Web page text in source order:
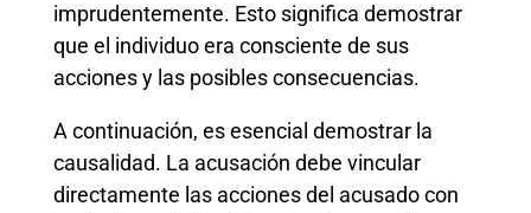
imprudentemente. Esto significa demostrar
que el individuo era consciente de sus
acciones y las posibles consecuencias.
A continuación, es esencial demostrar la
causalidad. La acusación debe vincular
directamente las acciones del acusado con